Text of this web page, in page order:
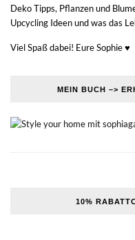
Deko Tipps, Pflanzen und
Upcycling Ideen und was das
Viel Spaß dabei! Eure Sophie ♥
MEIN BUCH –>
10%